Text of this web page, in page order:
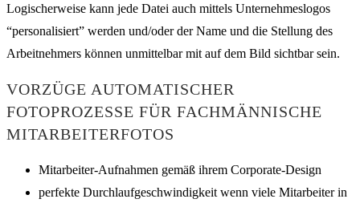
Logischerweise kann jede Datei auch mittels Unternehmeslogos
“personalisiert” werden und/oder der Name und die Stellung des
Arbeitnehmers können unmittelbar mit auf dem Bild sichtbar sein.
VORZÜGE AUTOMATISCHER
FOTOPROZESSE FÜR FACHMÄNNISCHE
MITARBEITERFOTOS
Mitarbeiter-Aufnahmen gemäß ihrem Corporate-Design
perfekte Durchlaufgeschwindigkeit wenn viele Mitarbeiter in